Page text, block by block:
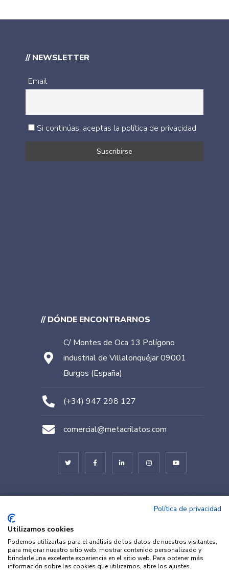
// NEWSLETTER
Email
Si continúas, aceptas la política de privacidad
// DÓNDE ENCONTRARNOS
C/ Montes de Oca 13 Polígono
industrial de Villalonquéjar 09001
Burgos (España)
(+34) 947 298 127
comercial@metacrilatos.com
Política de privacidad
Utilizamos cookies
Podemos utilizarlas para el análisis de los datos de nuestros visitantes,
para mejorar nuestro sitio web, mostrar contenido personalizado y
brindarle una excelente experiencia en el sitio web. Para obtener más
información sobre las cookies que utilizamos, abre los ajustes.